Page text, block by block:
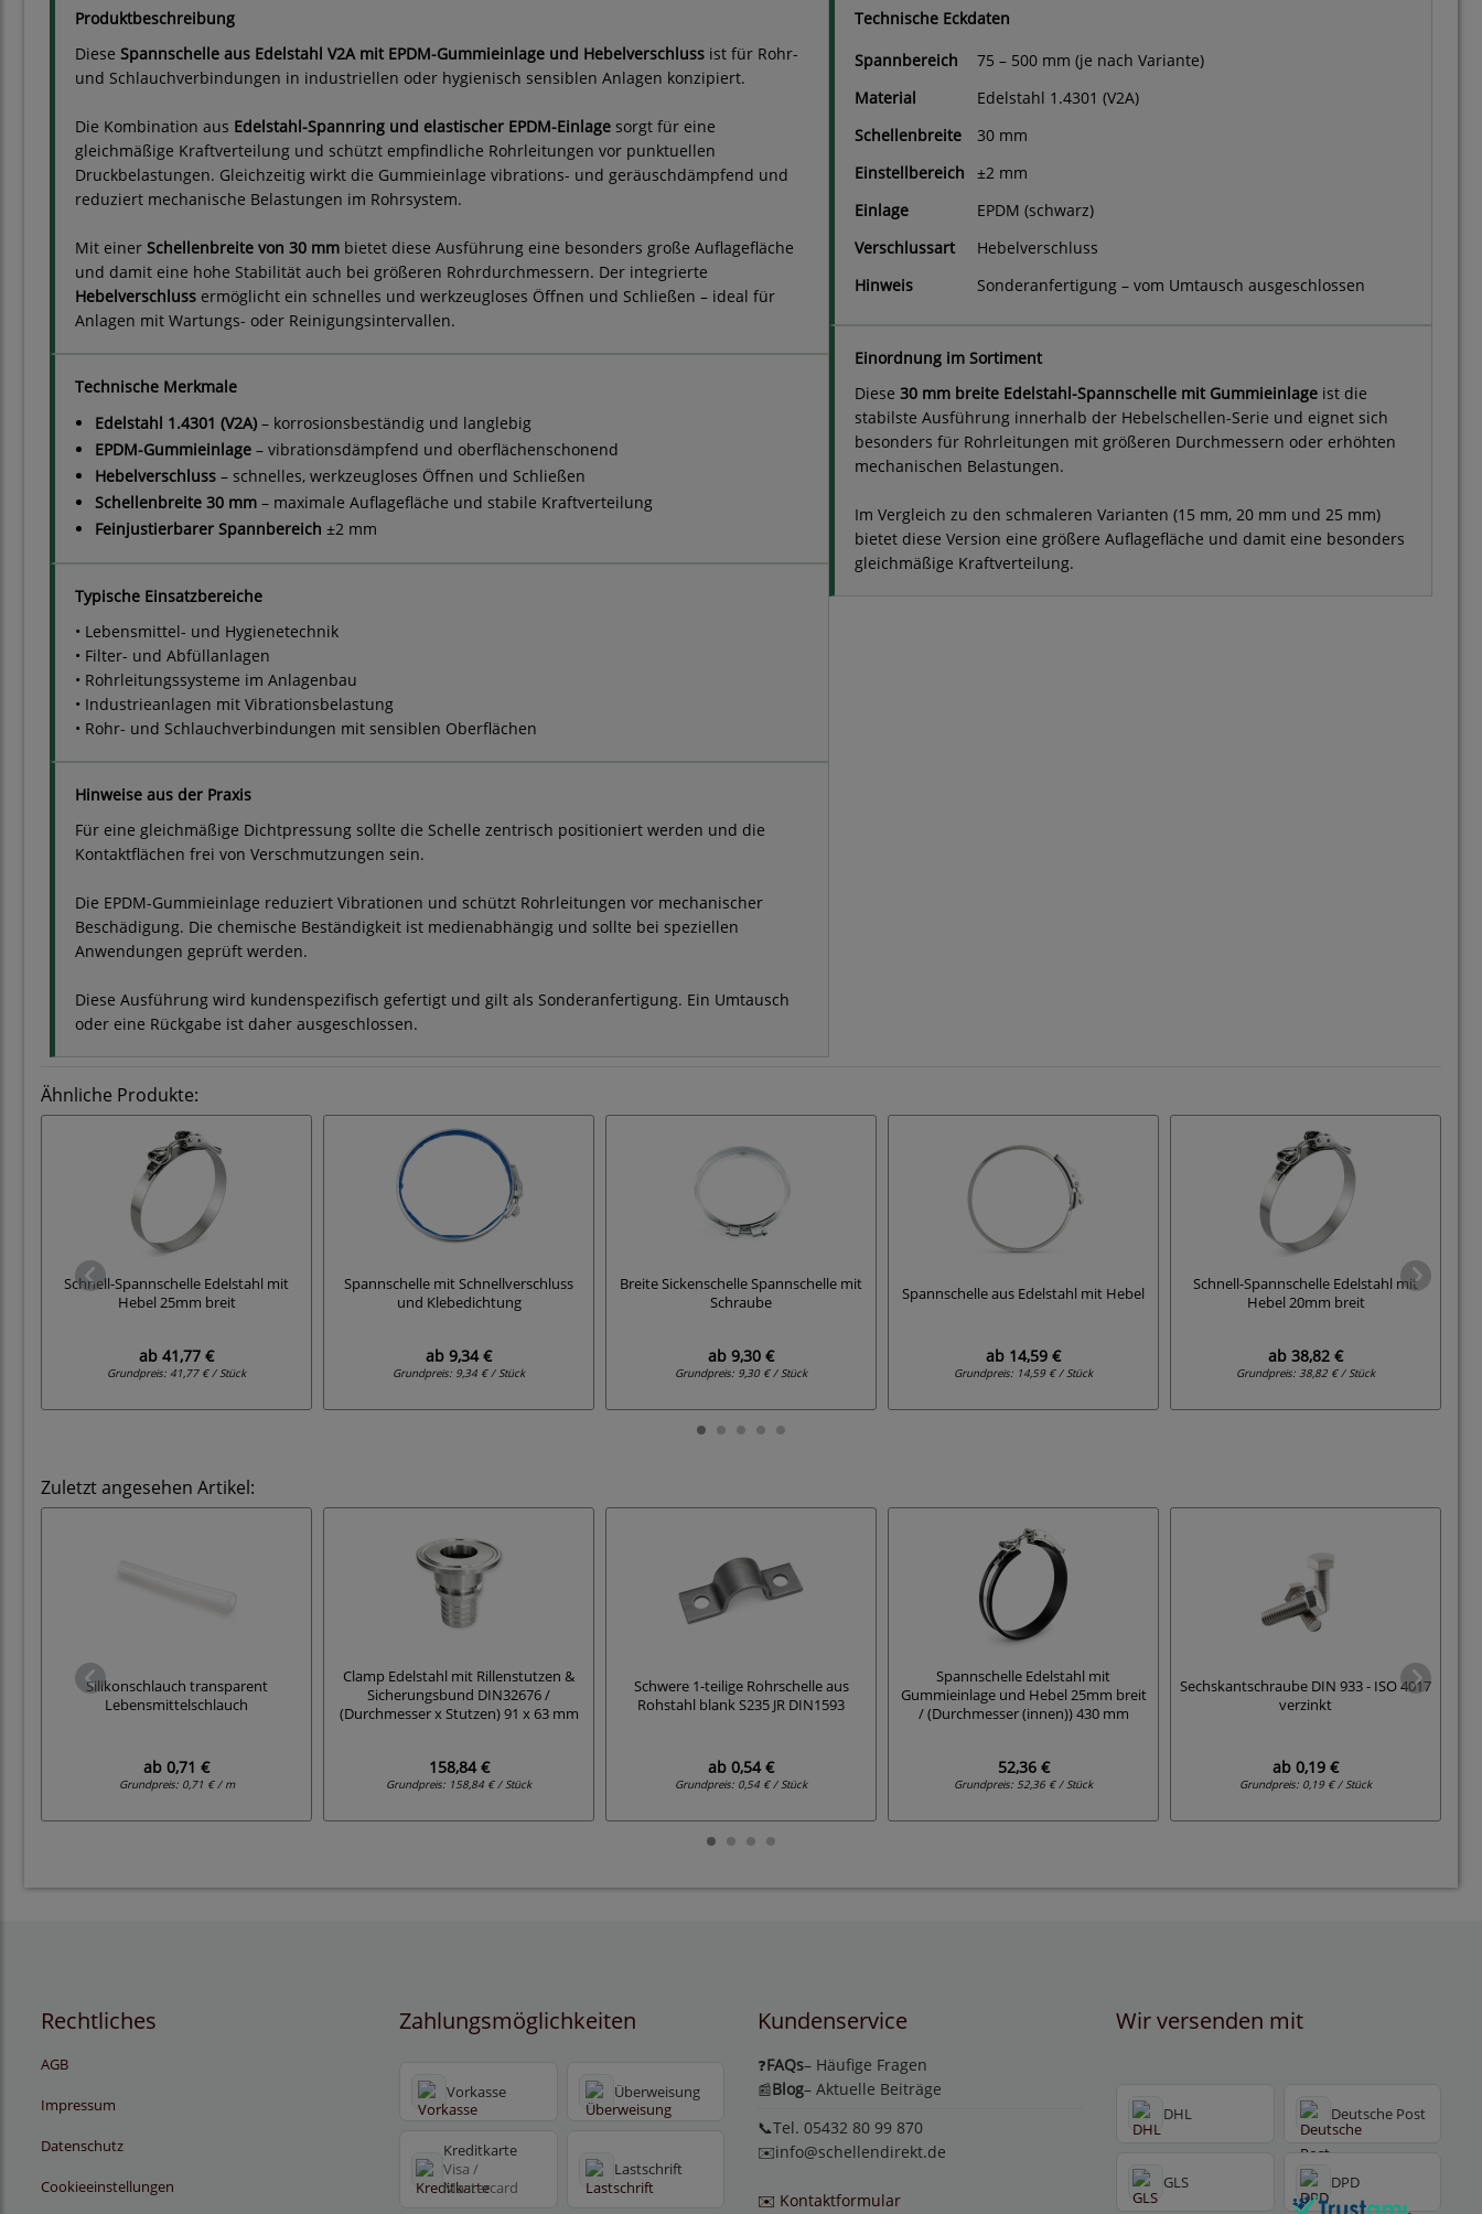
Produktbeschreibung
Diese Spannschelle aus Edelstahl V2A mit EPDM-Gummieinlage und Hebelverschluss ist für Rohr-
und Schlauchverbindungen in industriellen oder hygienisch sensiblen Anlagen konzipiert.
Die Kombination aus Edelstahl-Spannring und elastischer EPDM-Einlage sorgt für eine
gleichmäßige Kraftverteilung und schützt empfindliche Rohrleitungen vor punktuellen
Druckbelastungen. Gleichzeitig wirkt die Gummieinlage vibrations- und geräuschdämpfend und
reduziert mechanische Belastungen im Rohrsystem.
Mit einer Schellenbreite von 30 mm bietet diese Ausführung eine besonders große Auflagefläche
und damit eine hohe Stabilität auch bei größeren Rohrdurchmessern. Der integrierte
Hebelverschluss ermöglicht ein schnelles und werkzeugloses Öffnen und Schließen – ideal für
Anlagen mit Wartungs- oder Reinigungsintervallen.
Technische Merkmale
Edelstahl 1.4301 (V2A) – korrosionsbeständig und langlebig
EPDM-Gummieinlage – vibrationsdämpfend und oberflächenschonend
Hebelverschluss – schnelles, werkzeugloses Öffnen und Schließen
Schellenbreite 30 mm – maximale Auflagefläche und stabile Kraftverteilung
Feinjustierbarer Spannbereich ±2 mm
Typische Einsatzbereiche
• Lebensmittel- und Hygienetechnik
• Filter- und Abfüllanlagen
• Rohrleitungssysteme im Anlagenbau
• Industrieanlagen mit Vibrationsbelastung
• Rohr- und Schlauchverbindungen mit sensiblen Oberflächen
Hinweise aus der Praxis
Für eine gleichmäßige Dichtpressung sollte die Schelle zentrisch positioniert werden und die
Kontaktflächen frei von Verschmutzungen sein.
Die EPDM-Gummieinlage reduziert Vibrationen und schützt Rohrleitungen vor mechanischer
Beschädigung. Die chemische Beständigkeit ist medienabhängig und sollte bei speziellen
Anwendungen geprüft werden.
Diese Ausführung wird kundenspezifisch gefertigt und gilt als Sonderanfertigung. Ein Umtausch
oder eine Rückgabe ist daher ausgeschlossen.
Technische Eckdaten
Spannbereich
75 – 500 mm (je nach Variante)
Material
Edelstahl 1.4301 (V2A)
Schellenbreite
30 mm
Einstellbereich
±2 mm
Einlage
EPDM (schwarz)
Verschlussart
Hebelverschluss
Hinweis
Sonderanfertigung – vom Umtausch ausgeschlossen
Einordnung im Sortiment
Diese 30 mm breite Edelstahl-Spannschelle mit Gummieinlage ist die
stabilste Ausführung innerhalb der Hebelschellen-Serie und eignet sich
besonders für Rohrleitungen mit größeren Durchmessern oder erhöhten
mechanischen Belastungen.
Im Vergleich zu den schmaleren Varianten (15 mm, 20 mm und 25 mm)
bietet diese Version eine größere Auflagefläche und damit eine besonders
gleichmäßige Kraftverteilung.
Ähnliche Produkte:
Schnell-Spannschelle Edelstahl mit
Hebel 25mm breit
ab 41,77 €
Grundpreis: 41,77 € / Stück
Spannschelle mit Schnellverschluss
und Klebedichtung
ab 9,34 €
Grundpreis: 9,34 € / Stück
Breite Sickenschelle Spannschelle mit
Schraube
ab 9,30 €
Grundpreis: 9,30 € / Stück
Spannschelle aus Edelstahl mit Hebel
ab 14,59 €
Grundpreis: 14,59 € / Stück
Schnell-Spannschelle Edelstahl mit
Hebel 20mm breit
ab 38,82 €
Grundpreis: 38,82 € / Stück
Zuletzt angesehen Artikel:
Silikonschlauch transparent
Lebensmittelschlauch
ab 0,71 €
Grundpreis: 0,71 € / m
Clamp Edelstahl mit Rillenstutzen &
Sicherungsbund DIN32676 /
(Durchmesser x Stutzen) 91 x 63 mm
158,84 €
Grundpreis: 158,84 € / Stück
Schwere 1-teilige Rohrschelle aus
Rohstahl blank S235 JR DIN1593
ab 0,54 €
Grundpreis: 0,54 € / Stück
Spannschelle Edelstahl mit
Gummieinlage und Hebel 25mm breit
/ (Durchmesser (innen)) 430 mm
52,36 €
Grundpreis: 52,36 € / Stück
Sechskantschraube DIN 933 - ISO 4017
verzinkt
ab 0,19 €
Grundpreis: 0,19 € / Stück
Rechtliches
AGB
Impressum
Datenschutz
Cookieeinstellungen
Zahlungsmöglichkeiten
Vorkasse Überweisung
Kreditkarte
Visa /
Mastercard
Lastschrift
Kundenservice
❓FAQs– Häufige Fragen
📰Blog– Aktuelle Beiträge
📞Tel. 05432 80 99 870
✉️info@schellendirekt.de
✉️ Kontaktformular
Wir versenden mit
DHL Deutsche Post
GLS DPD